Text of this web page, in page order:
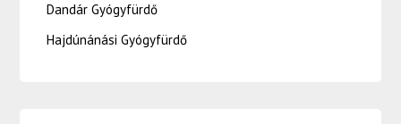
Dandár Gyógyfürdő
Hajdúnánási Gyógyfürdő